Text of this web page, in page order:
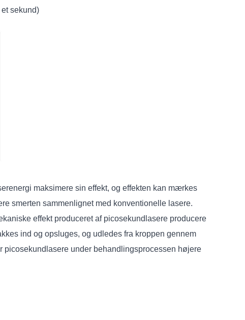
sekund)
maksimere sin effekt, og effekten kan mærkes
smerten sammenlignet med konventionelle lasere.
effekt produceret af picosekundlasere producere
ind og opsluges, og udledes fra kroppen gennem
picosekundlasere under behandlingsprocessen højere